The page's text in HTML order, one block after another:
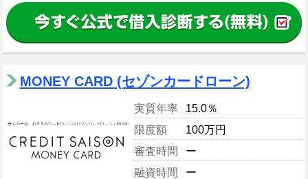
MONEY CARD (セゾンカードローン)
実質年率
15.0％
限度額
100万円
審査時間
ー
融資時間
ー